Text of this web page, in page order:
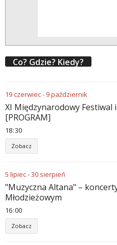
Co? Gdzie? Kiedy?
19czerwiec- 9październik
XI Międzynarodowy Festiwal
[PROGRAM]
18:30
Zobacz
5 lipiec-30 sierpień
"Muzyczna Altana" –
Młodzieżowym
16:00
Zobacz